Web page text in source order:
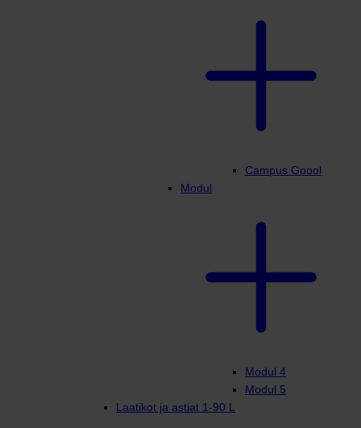
Campus Goool
Modul
Modul 4
Modul 5
Laatikot ja astiat 1-90 L